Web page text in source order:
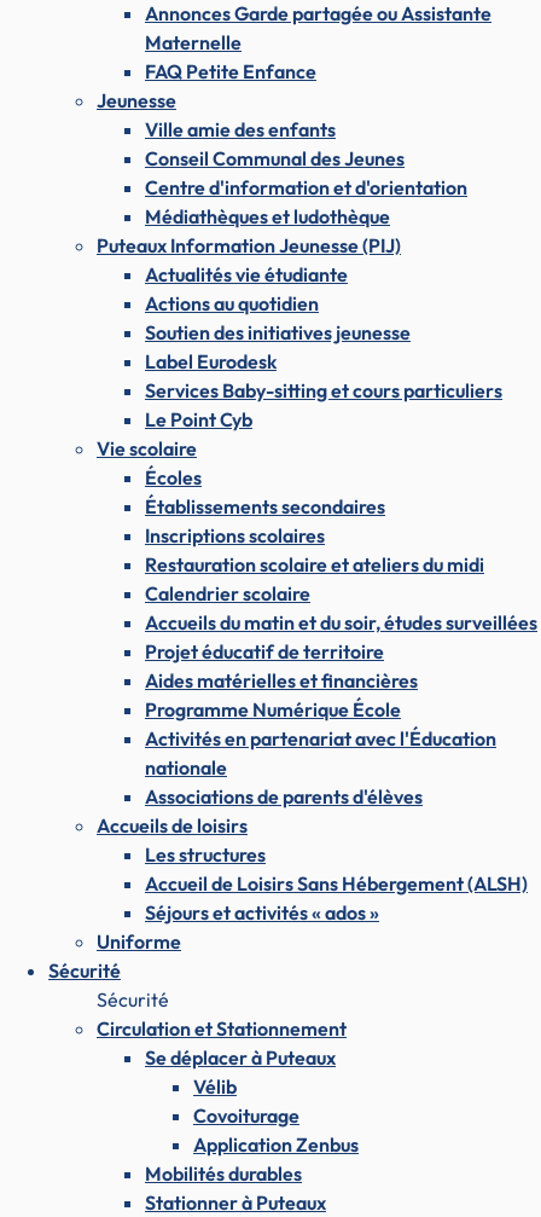
Annonces Garde partagée ou Assistante
Maternelle
FAQ Petite Enfance
Jeunesse
Ville amie des enfants
Conseil Communal des Jeunes
Centre d'information et d'orientation
Médiathèques et ludothèque
Puteaux Information Jeunesse (PIJ)
Actualités vie étudiante
Actions au quotidien
Soutien des initiatives jeunesse
Label Eurodesk
Services Baby-sitting et cours particuliers
Le Point Cyb
Vie scolaire
Écoles
Établissements secondaires
Inscriptions scolaires
Restauration scolaire et ateliers du midi
Calendrier scolaire
Accueils du matin et du soir, études surveillées
Projet éducatif de territoire
Aides matérielles et financières
Programme Numérique École
Activités en partenariat avec l'Éducation
nationale
Associations de parents d'élèves
Accueils de loisirs
Les structures
Accueil de Loisirs Sans Hébergement (ALSH)
Séjours et activités « ados »
Uniforme
Sécurité
Sécurité
Circulation et Stationnement
Se déplacer à Puteaux
Vélib
Covoiturage
Application Zenbus
Mobilités durables
Stationner à Puteaux